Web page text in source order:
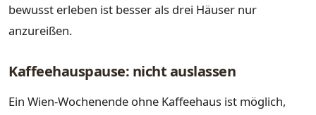
bewusst erleben ist besser als drei Häuser nur
anzureißen.
Kaffeehauspause: nicht auslassen
Ein Wien-Wochenende ohne Kaffeehaus ist möglich,